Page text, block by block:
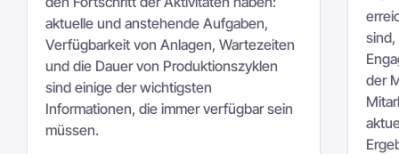
aktuelle und anstehende Aufgaben,
Verfügbarkeit von Anlagen, Wartezeiten
und die Dauer von Produktionszyklen
sind einige der wichtigsten
Informationen, die immer verfügbar sein
müssen.
der